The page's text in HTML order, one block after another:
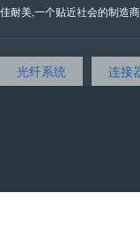
佳耐美,一个贴近社会的制造
光纤系统 连接